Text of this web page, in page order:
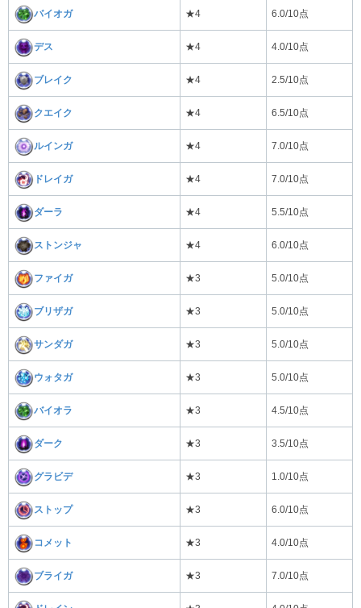
バイオガ ★4 6.0/10点
デス ★4 4.0/10点
ブレイク ★4 2.5/10点
クエイク ★4 6.5/10点
ルインガ ★4 7.0/10点
ドレイガ ★4 7.0/10点
ダーラ ★4 5.5/10点
ストンジャ ★4 6.0/10点
ファイガ ★3 5.0/10点
ブリザガ ★3 5.0/10点
サンダガ ★3 5.0/10点
ウォタガ ★3 5.0/10点
バイオラ ★3 4.5/10点
ダーク ★3 3.5/10点
グラビデ ★3 1.0/10点
ストップ ★3 6.0/10点
コメット ★3 4.0/10点
ブライガ ★3 7.0/10点